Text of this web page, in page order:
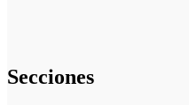
Secciones